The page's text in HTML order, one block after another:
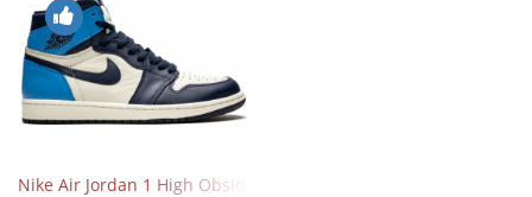
Nike Air Jordan 1 High Obsidian University Blue